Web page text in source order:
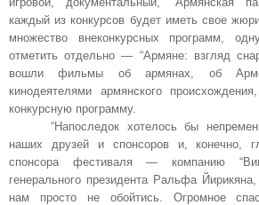
каждый из конкурсов будет иметь свое
множество внеконкурсных программ,
отметить отдельно — “Армяне: взгляд
вошли фильмы об армянах, об
кинодеятелями армянского
конкурсную программу.
“Напоследок хотелось бы
наших друзей и спонсоров и, конечно,
спонсора фестиваля — компанию
генерального президента Ральфа
нам просто не обойтись. Огромное